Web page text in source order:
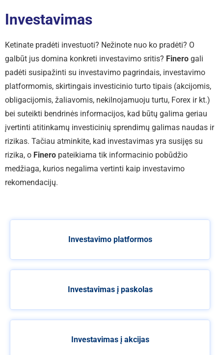
Investavimas
Ketinate pradėti investuoti? Nežinote nuo ko pradėti? O
galbūt jus domina konkreti investavimo sritis? Finero gali
padėti susipažinti su investavimo pagrindais, investavimo
platformomis, skirtingais investicinio turto tipais (akcijomis,
obligacijomis, žaliavomis, nekilnojamuoju turtu, Forex ir kt.)
bei suteikti bendrinės informacijos, kad būtų galima geriau
įvertinti atitinkamų investicinių sprendimų galimas naudas ir
rizikas. Tačiau atminkite, kad investavimas yra susijęs su
rizika, o Finero pateikiama tik informacinio pobūdžio
medžiaga, kurios negalima vertinti kaip investavimo
rekomendacijų.
Investavimo platformos
Investavimas į paskolas
Investavimas į akcijas